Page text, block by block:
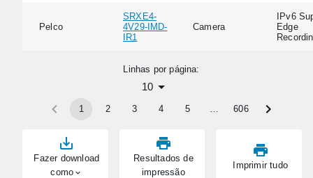
Fazer download
como
Resultados de
impressão
Imprimir tudo
Pelco
SRXE4-
4V29-IMD-
IR1
Camera
IPv6
Edge
Linhas por página:
10
1 2 3 4 5 … 606